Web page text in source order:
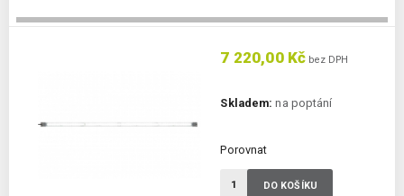
7 220,00 Kč bez DPH
Skladem: na poptání
Porovnat
DO KOŠÍKU